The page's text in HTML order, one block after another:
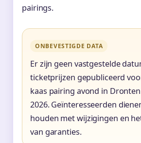
pairings.
ONBEVESTIGDE DATA
Er zijn geen vastgestelde
ticketprijzen gepubliceerd
kaas pairing avond in
2026. Geïnteresseerden
houden met wijzigingen en
van garanties.